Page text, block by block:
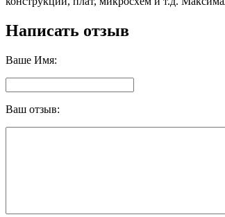
Написать отзыв
Ваше Имя:
Ваш отзыв: